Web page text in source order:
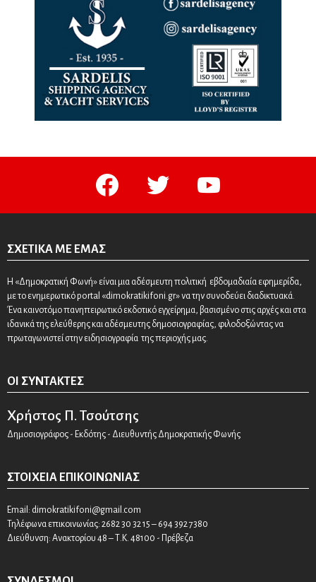
facebook twitter youtube
ΣΧΕΤΙΚΆ ΜΕ ΕΜΆΣ
Η «Δημοκρατική Φωνή» είναι μια αδέσμευτη πολιτική εβδομαδιαία εφημερίδα,
με το ενημερωτικό portal «dimokratikifoni.gr» να την συνοδεύει διαδικτυακά.
Ένα καινοτόμο πανηπειρωτικό εκδοτικό εγχείρημα, βασισμένο στις αρχές και στα
ιδανικά της ελεύθερης και αδέσμευτης δημοσιογραφίας, φιλοδοξώντας να
πρωταγωνιστεί στην ειδησιογραφία της περιοχής μας.
ΟΙ ΣΥΝΤΆΚΤΕΣ
Χρήστος Π. Τσούτσης
Δημοσιογράφος - Εκδότης - Διευθυντής Δημοκρατικής Φωνής
ΣΤΟΙΧΕΊΑ ΕΠΙΚΟΙΝΩΝΊΑΣ
Email: dimokratikifoni@gmail.com
Τηλέφωνα επικοινωνίας: 2682 30 32 15 – 694 392 7380
Διεύθυνση: Ανακτορίου 48 – Τ.Κ. 48100 - Πρέβεζα